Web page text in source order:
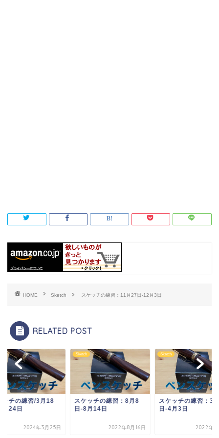
HOME Sketch スケッチの練習：11月27日-12月3日
RELATED POST
ッチの練習/3月18
月24日
2024年3月25日
Sketch
スケッチの練習：8月8
日-8月14日
2022年8月16日
Sketch
スケッチの練習：3
日-4月3日
2022年4